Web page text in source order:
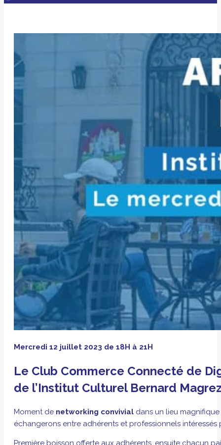
Mercredi 12 juillet 2023 de 18H à 21H
Le Club Commerce Connecté de
de l’Institut Culturel Bernard
Moment de networking convivial dans un lieu
échangerons entre adhérents et professionnels intéressés